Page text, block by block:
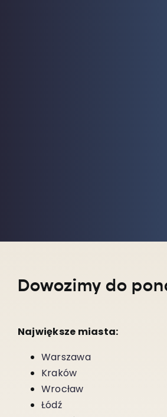
Największe miasta:
Warszawa
Kraków
Wrocław
Łódź